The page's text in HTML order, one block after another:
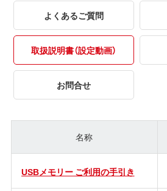
よくあるご質問
取扱説明書（設定動画）
お問合せ
名称
USBメモリー ご利用の手引き